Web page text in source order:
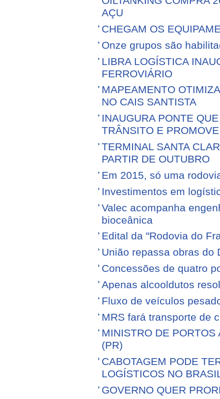
AÇU
CHEGAM OS
Onze grupos são
LIBRA LOGÍSTICA
FERROVIÁRIO
MAPEAMENTO
NO CAIS SANTISTA
INAUGURA PONTE
TRÂNSITO E
TERMINAL SANTA
PARTIR DE OUTUBRO
Em 2015, só uma
Investimentos em
Valec acompanha
bioceânica
Edital da "Rodovia do
União repassa obras do
Concessões de quatro
Apenas alcooldutos
Fluxo de veículos
MRS fará transporte de
MINISTRO DE
(PR)
CABOTAGEM PODE
LOGÍSTICOS NO
GOVERNO QUER